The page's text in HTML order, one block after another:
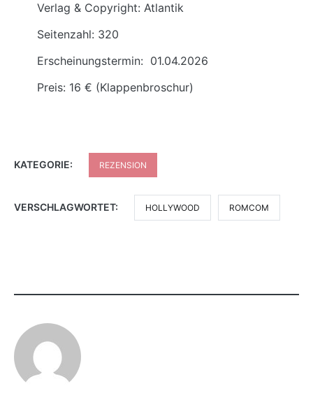
Verlag & Copyright: Atlantik
Seitenzahl: 320
Erscheinungstermin: 01.04.2026
Preis: 16 € (Klappenbroschur)
KATEGORIE: REZENSION
VERSCHLAGWORTET: HOLLYWOOD ROMCOM